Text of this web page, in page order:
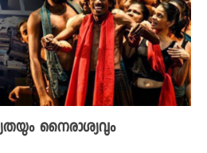
നൈരാശ്യവും